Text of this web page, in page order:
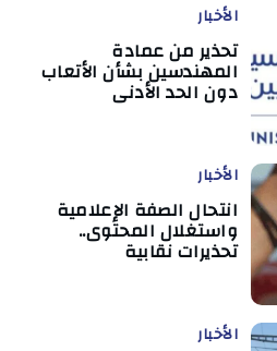
الأخبار
تحذير من عمادة
المهندسين بشأن الأتعاب
دون الحد الأدنى
الأخبار
انتحال الصفة الإعلامية
واستغلال المحتوى..
تحذيرات نقابية
الأخبار